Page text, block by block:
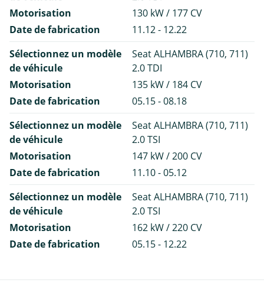
Motorisation
130 kW / 177 CV
Date de fabrication
11.12 - 12.22
Sélectionnez un modèle
de véhicule
Seat ALHAMBRA (710, 711)
2.0 TDI
Motorisation
135 kW / 184 CV
Date de fabrication
05.15 - 08.18
Sélectionnez un modèle
de véhicule
Seat ALHAMBRA (710, 711)
2.0 TSI
Motorisation
147 kW / 200 CV
Date de fabrication
11.10 - 05.12
Sélectionnez un modèle
de véhicule
Seat ALHAMBRA (710, 711)
2.0 TSI
Motorisation
162 kW / 220 CV
Date de fabrication
05.15 - 12.22